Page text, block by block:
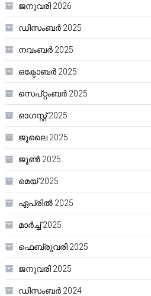
ജനുവരി 2026
ഡിസംബർ 2025
നവംബർ 2025
ഒക്ടോബർ 2025
സെപ്റ്റംബർ 2025
ഓഗസ്റ്റ്‌ 2025
ജൂലൈ 2025
ജൂൺ 2025
മെയ്‌ 2025
ഏപ്രിൽ 2025
മാർച്ച്‌ 2025
ഫെബ്രുവരി 2025
ജനുവരി 2025
ഡിസംബർ 2024